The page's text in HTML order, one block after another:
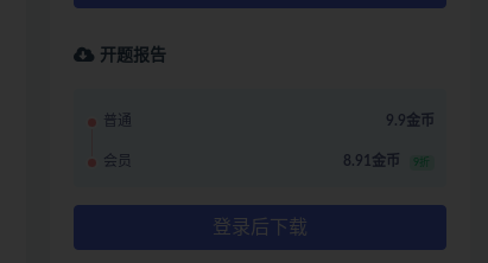
开题报告
普通 9.9金币
会员 8.91金币 9折
登录后下载